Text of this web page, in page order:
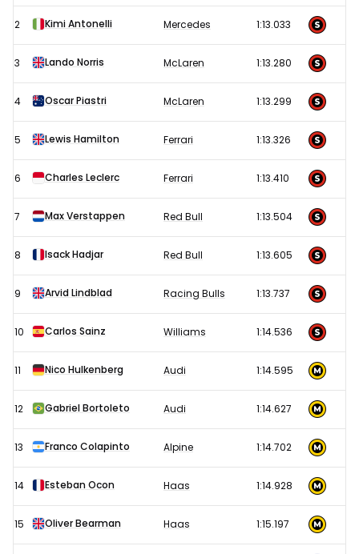
GP
2026
2 Kimi Antonelli Mercedes 1:13.033
3 Lando Norris McLaren 1:13.280
4 Oscar Piastri McLaren 1:13.299
5 Lewis Hamilton Ferrari 1:13.326
6 Charles Leclerc Ferrari 1:13.410
7 Max Verstappen Red Bull 1:13.504
8 Isack Hadjar Red Bull 1:13.605
9 Arvid Lindblad Racing Bulls 1:13.737
10 Carlos Sainz Williams 1:14.536
11 Nico Hulkenberg Audi 1:14.595
12 Gabriel Bortoleto Audi 1:14.627
13 Franco Colapinto Alpine 1:14.702
14 Esteban Ocon Haas 1:14.928
15 Oliver Bearman Haas 1:15.197